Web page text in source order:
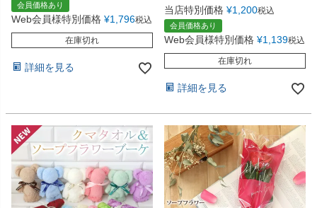
会員価格あり
Web会員様特別価格 ¥1,796税込
在庫切れ
詳細を見る
当店特別価格 ¥1,200税込
会員価格あり
Web会員様特別価格 ¥1,139税込
在庫切れ
詳細を見る